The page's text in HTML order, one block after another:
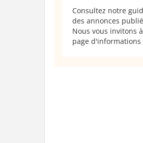
Consultez notre
des annonces
Nous vous invitons
page d'informations